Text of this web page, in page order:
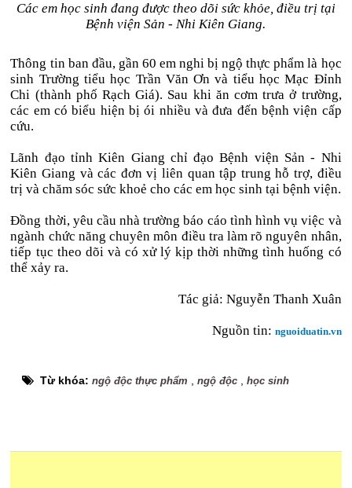
Các em học sinh đang được theo dõi sức khỏe, điều trị tại
Bệnh viện Sản - Nhi Kiên Giang.
Thông tin ban đầu, gần 60 em nghi bị ngộ thực phẩm là học
sinh Trường tiểu học Trần Văn Ơn và tiểu học Mạc Đỉnh
Chi (thành phố Rạch Giá). Sau khi ăn cơm trưa ở trường,
các em có biểu hiện bị ói nhiều và đưa đến bệnh viện cấp
cứu.
Lãnh đạo tỉnh Kiên Giang chỉ đạo Bệnh viện Sản - Nhi
Kiên Giang và các đơn vị liên quan tập trung hỗ trợ, điều
trị và chăm sóc sức khoẻ cho các em học sinh tại bệnh viện.
Đồng thời, yêu cầu nhà trường báo cáo tình hình vụ việc và
ngành chức năng chuyên môn điều tra làm rõ nguyên nhân,
tiếp tục theo dõi và có xử lý kịp thời những tình huống có
thể xảy ra.
Tác giả: Nguyễn Thanh Xuân
Nguồn tin: nguoiduatin.vn
Từ khóa:ngộ độc thực phẩm ,ngộ độc ,học sinh